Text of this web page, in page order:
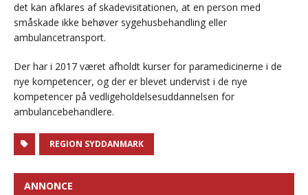
det kan afklares af skadevisitationen, at en person med
småskade ikke behøver sygehusbehandling eller
ambulancetransport.
Der har i 2017 været afholdt kurser for paramedicinerne i de
nye kompetencer, og der er blevet undervist i de nye
kompetencer på vedligeholdelsesuddannelsen for
ambulancebehandlere.
REGION SYDDANMARK
ANNONCE